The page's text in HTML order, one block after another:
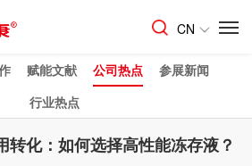
CN
赋能文献 公司热点
参展新闻
行业热点
转化：如何选择高性能冻存液？